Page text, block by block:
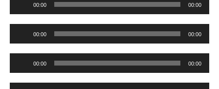
00:00 00:00
00:00 00:00
00:00 00:00